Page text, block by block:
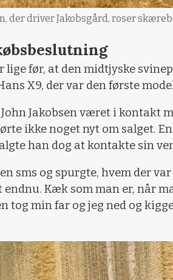
der driver Jakobsgård, roser
lige før, at den midtjyske
X9, der var den første
John Jakobsen været i kontakt
ikke noget nyt om salget.
han dog at kontakte sin
sms og spurgte, hvem der
endnu. Kæk som man er, når
tog min far og jeg ned og